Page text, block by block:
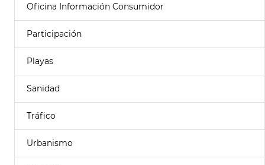
Oficina Información Consumidor
Participación
Playas
Sanidad
Tráfico
Urbanismo